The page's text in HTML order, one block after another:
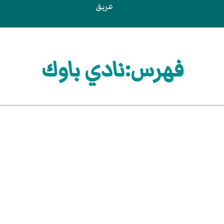
عريق
فهرس:نادي باوك